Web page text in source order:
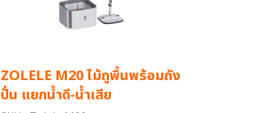
ZOLELE M20 ไม้ถูพื้นพร้อมถัง
ปั่น แยกน้ำดี-น้ำเสีย